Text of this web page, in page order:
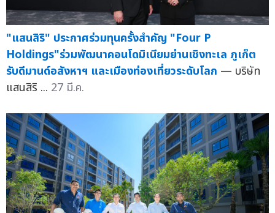
"แสนสิริ" ประกาศร่วมทุนครั้งสำคัญ "Four P
Holdings"ร่วมพัฒนาคอนโดมิเนียมย่านเชิงทะเล ภูเก็ต
รับดีมานด์อสังหาฯ และเมืองท่องเที่ยวระดับโลก — บริษัท
แสนสิริ ... 27 มี.ค.